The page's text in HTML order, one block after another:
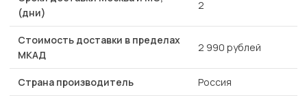
(дни)
2
Стоимость доставки в пределах
МКАД
2 990 рублей
Страна производитель Россия